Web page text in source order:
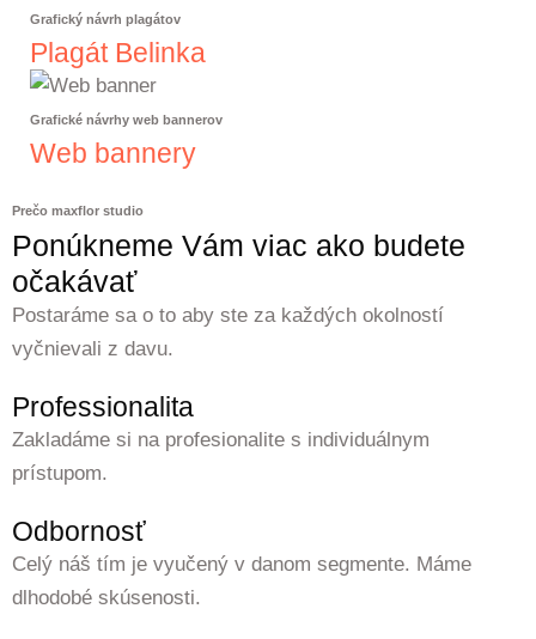
Grafický návrh plagátov
Plagát Belinka
Grafické návrhy web bannerov
Web bannery
Prečo maxflor studio
Ponúkneme Vám viac ako budete
očakávať
Postaráme sa o to aby ste za každých okolností
vyčnievali z davu.
Professionalita
Zakladáme si na profesionalite s individuálnym
prístupom.
Odbornosť
Celý náš tím je vyučený v danom segmente. Máme
dlhodobé skúsenosti.